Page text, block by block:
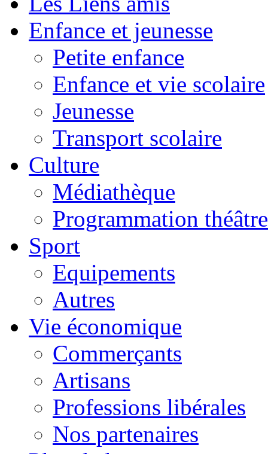
Enfance et jeunesse
Petite enfance
Enfance et vie scolaire
Jeunesse
Transport scolaire
Culture
Médiathèque
Programmation théâtre
Sport
Equipements
Autres
Vie économique
Commerçants
Artisans
Professions libérales
Nos partenaires